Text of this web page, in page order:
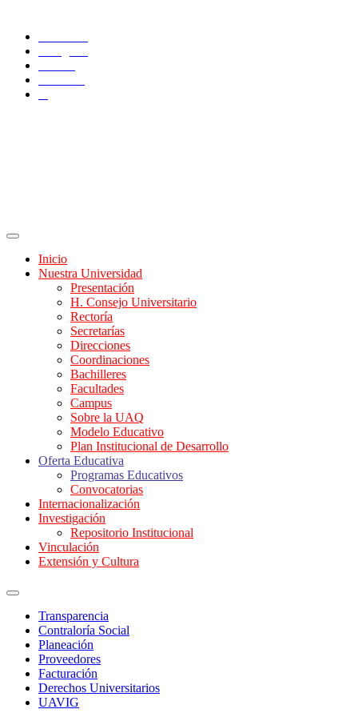
Inicio
Nuestra Universidad
Presentación
H. Consejo Universitario
Rectoría
Secretarías
Direcciones
Coordinaciones
Bachilleres
Facultades
Campus
Sobre la UAQ
Modelo Educativo
Plan Institucional de Desarrollo
Oferta Educativa
Programas Educativos
Convocatorias
Internacionalización
Investigación
Repositorio Institucional
Vinculación
Extensión y Cultura
Transparencia
Contraloría Social
Planeación
Proveedores
Facturación
Derechos Universitarios
UAVIG